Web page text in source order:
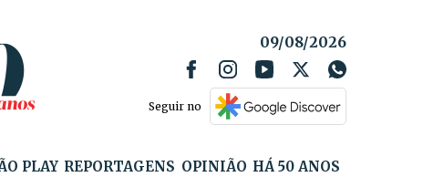
09/08/2026
Seguir no
PLAY REPORTAGENS OPINIÃO HÁ 50 ANOS